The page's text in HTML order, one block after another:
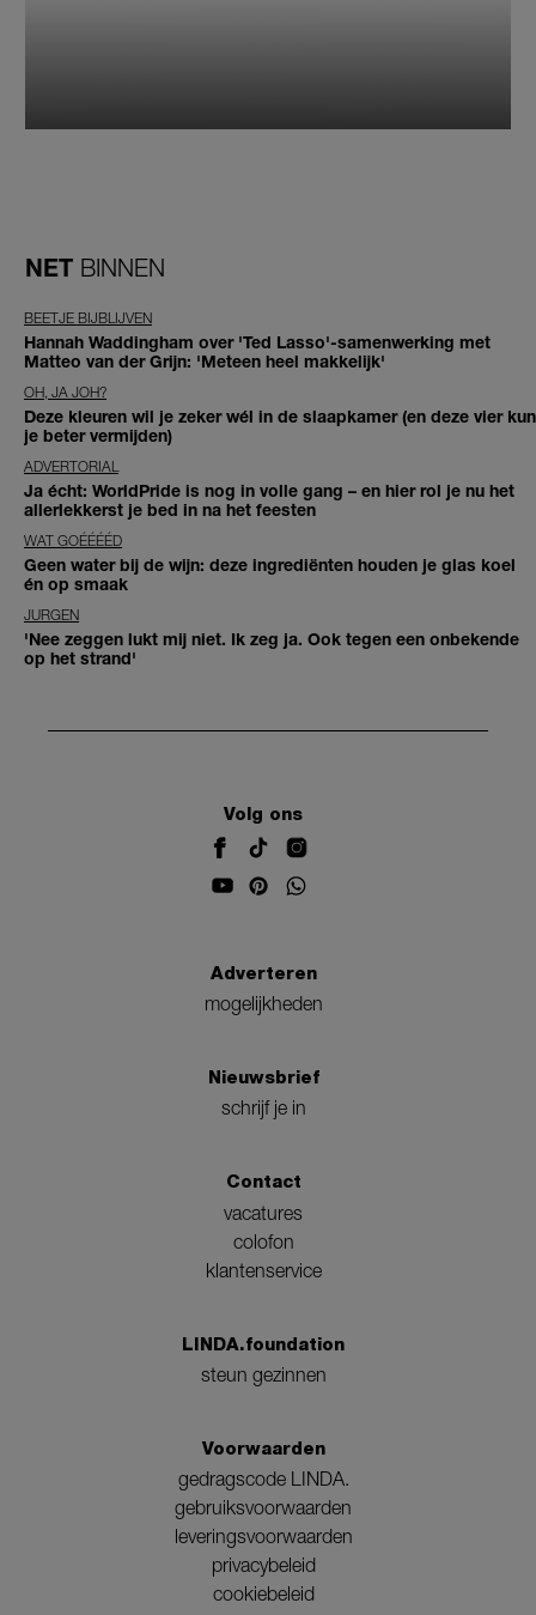
NET BINNEN
BEETJE BIJBLIJVEN
Hannah Waddingham over 'Ted Lasso'-samenwerking met
Matteo van der Grijn: 'Meteen heel makkelijk'
OH, JA JOH?
Deze kleuren wil je zeker wél in de slaapkamer (en deze vier kun
je beter vermijden)
ADVERTORIAL
Ja écht: WorldPride is nog in volle gang – en hier rol je nu het
allerlekkerst je bed in na het feesten
WAT GOÉÉÉÉD
Geen water bij de wijn: deze ingrediënten houden je glas koel
én op smaak
JURGEN
'Nee zeggen lukt mij niet. Ik zeg ja. Ook tegen een onbekende
op het strand'
Volg ons
Adverteren
mogelijkheden
Nieuwsbrief
schrijf je in
Contact
vacatures
colofon
klantenservice
LINDA.foundation
steun gezinnen
Voorwaarden
gedragscode LINDA.
gebruiksvoorwaarden
leveringsvoorwaarden
privacybeleid
cookiebeleid